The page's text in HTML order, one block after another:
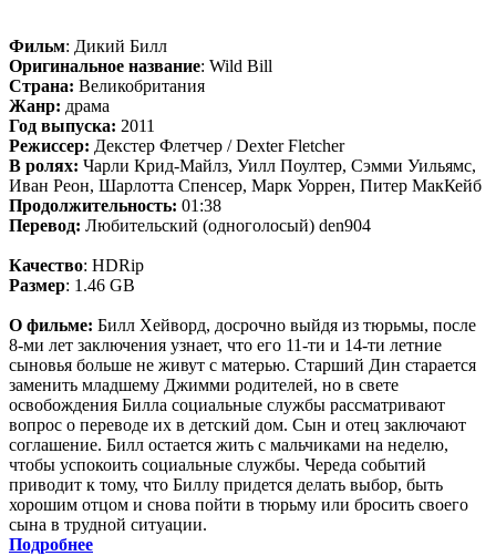
Фильм: Дикий Билл
Оригинальное название: Wild Bill
Страна: Великобритания
Жанр: драма
Год выпуска: 2011
Режиссер: Декстер Флетчер / Dexter Fletcher
В ролях: Чарли Крид-Майлз, Уилл Поултер, Сэмми Уильямс,
Иван Реон, Шарлотта Спенсер, Марк Уоррен, Питер МакКейб
Продолжительность: 01:38
Перевод: Любительский (одноголосый) den904
Качество: HDRip
Размер: 1.46 GB
О фильме: Билл Хейворд, досрочно выйдя из тюрьмы, после
8-ми лет заключения узнает, что его 11-ти и 14-ти летние
сыновья больше не живут с матерью. Старший Дин старается
заменить младшему Джимми родителей, но в свете
освобождения Билла социальные службы рассматривают
вопрос о переводе их в детский дом. Сын и отец заключают
соглашение. Билл остается жить с мальчиками на неделю,
чтобы успокоить социальные службы. Череда событий
приводит к тому, что Биллу придется делать выбор, быть
хорошим отцом и снова пойти в тюрьму или бросить своего
сына в трудной ситуации.
Подробнее